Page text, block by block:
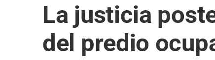
La justicia
del predio